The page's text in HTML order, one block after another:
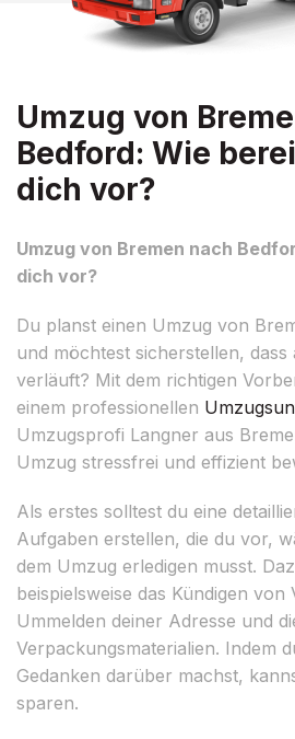
Umzug von
Bedford: Wie
dich vor?
Umzug von Bremen nach
dich vor?
Du planst einen Umzug von
und möchtest sicherstellen, dass
verläuft? Mit dem richtigen
einem professionellen
Umzugsprofi Langner aus
Umzug stressfrei und effizient
Als erstes solltest du eine
Aufgaben erstellen, die du vor,
dem Umzug erledigen musst.
beispielsweise das Kündigen von
Ummelden deiner Adresse und
Verpackungsmaterialien. Indem
Gedanken darüber machst,
sparen.